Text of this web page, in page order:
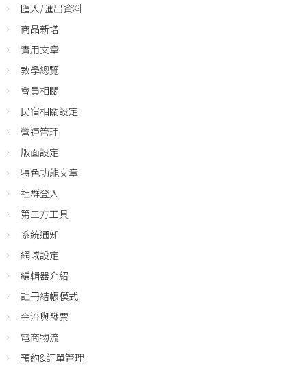
匯入/匯出資料
商品新增
實用文章
教學總覽
會員相關
民宿相關設定
營運管理
版面設定
特色功能文章
社群登入
第三方工具
系統通知
網域設定
編輯器介紹
註冊結帳模式
金流與發票
電商物流
預約&訂單管理